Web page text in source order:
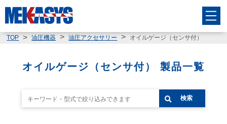
TOP 油圧機器 油圧アクセサリー オイルゲージ（センサ付）
オイルゲージ（センサ付） 製品一覧
検索